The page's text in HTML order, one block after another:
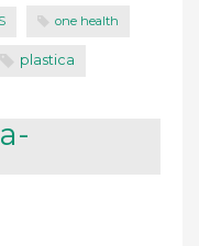
one health
plastica